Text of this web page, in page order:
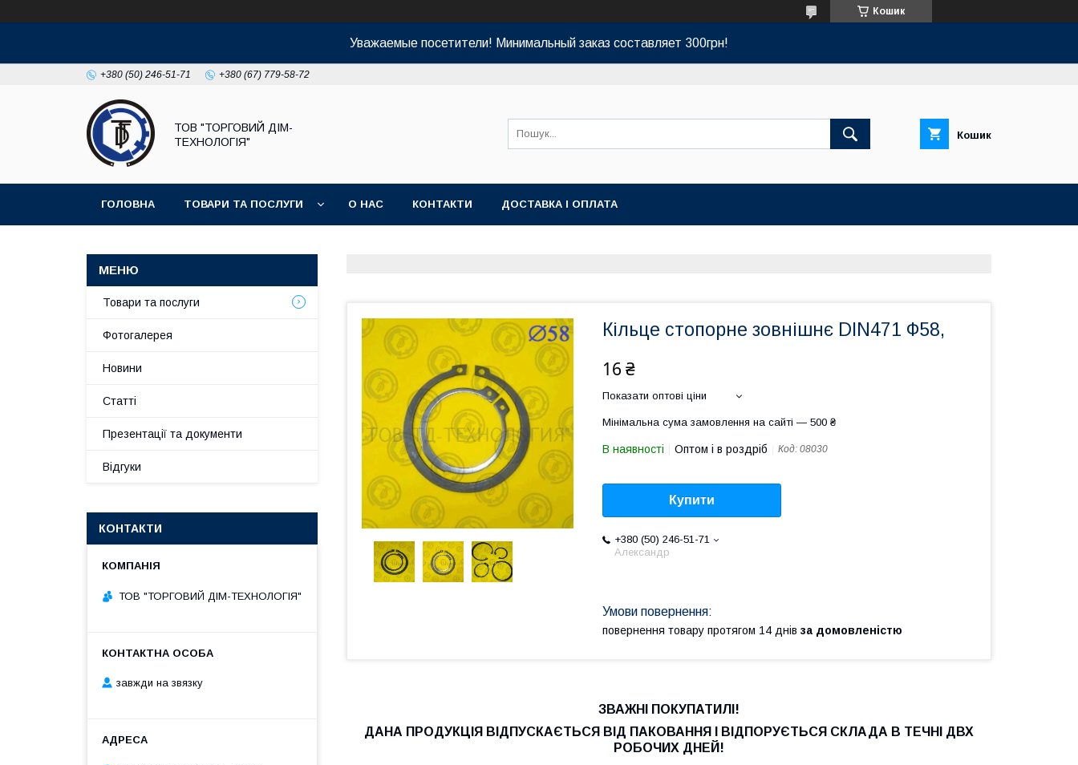
Кошик
Уважаемые посетители! Минимальный заказ составляет 300грн!
+380 (50) 246-51-71 +380 (67) 779-58-72
ТОВ "ТОРГОВИЙ ДІМ-
ТЕХНОЛОГІЯ"
Кошик
ГОЛОВНА ТОВАРИ ТА ПОСЛУГИ О НАС КОНТАКТИ ДОСТАВКА І ОПЛАТА
Кільце стопорне зовнішнє DIN471 Ф58,
16 ₴
Показати оптові ціни
Мінімальна сума замовлення на сайті — 500 ₴
В наявності Оптом і в роздріб Код: 08030
Купити
+380 (50) 246-51-71
Александр
повернення товару протягом 14 днів за домовленістю
ЗВАЖНІ ПОКУПАТИЛІ!
ДАНА ПРОДУКЦІЯ ВІДПУСКАЄТЬСЯ ВІД ПАКОВАННЯ І ВІДПОРУЄТЬСЯ СКЛАДА В ТЕЧНІ ДВХ
РОБОЧИХ ДНЕЙ!
Товари та послуги
Фотогалерея
Новини
Статті
Презентації та документи
Відгуки
КОНТАКТИ
ТОВ "ТОРГОВИЙ ДІМ-ТЕХНОЛОГІЯ"
завжди на звязку